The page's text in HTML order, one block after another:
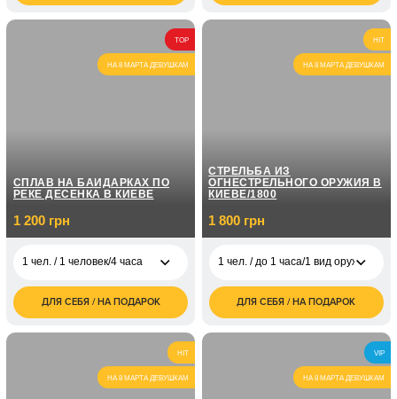
грн
3 600
грн
школы/1 ч 30 мин
грн
собственном авто/2
3 500
грн
TOP
НА 8 МАРТА ДЕВУШКАМ
СПЛАВ НА БАЙДАРКАХ ПО
РЕКЕ ДЕСЕНКА В КИЕВЕ
1 200 грн
1 чел. / 1 человек/4 часа
1 чел. / 1 человек/4
часа
грн
2 400
грн
ДЛЯ СЕБЯ / НА ПОДАРОК
HIT
НА 8 МАРТА ДЕВУШКАМ
СТРЕЛЬБА ИЗ
ОГНЕСТРЕЛЬНОГО ОРУЖИЯ В
КИЕВЕ/1800
1 800 грн
1 чел. / до 1 часа/1 вид оружия
1 чел. / до 1 часа/1
вид оружия
грн
3 600
грн
ДЛЯ СЕБЯ / НА ПОДАРОК
HIT
НА 8 МАРТА ДЕВУШКАМ
VIP
НА 8 МАРТА ДЕВУШКАМ